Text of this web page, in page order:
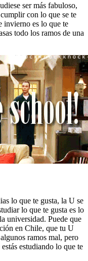
ser más fabuloso,
con lo que se te
invierno es lo que te
todo los ramos de una
lo que te gusta, la U se
lo que te gusta es lo
universidad. Puede que
en Chile, que tu U
ramos mal, pero
estudiando lo que te